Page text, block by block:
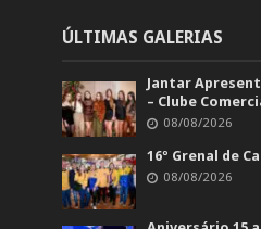
ÚLTIMAS GALERIAS
Jantar
– Clube
08/08/2026
16º Grenal de
08/08/2026